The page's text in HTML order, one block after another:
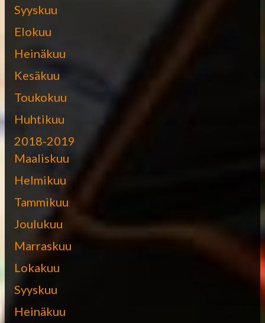
Syyskuu
Elokuu
Heinäkuu
Kesäkuu
Toukokuu
Huhtikuu
2018-2019
Maaliskuu
Helmikuu
Tammikuu
Joulukuu
Marraskuu
Lokakuu
Syyskuu
Heinäkuu